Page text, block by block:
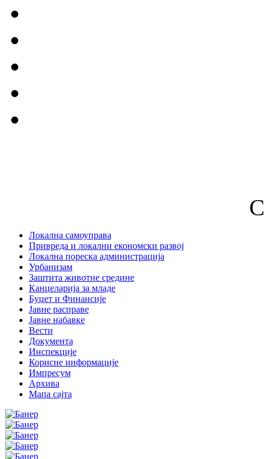
Локална самоуправа
Привреда и локални економски развој
Локална пореска администрација
Урбанизам
Заштита животне средине
Канцеларија за младе
Буџет и Финансије
Јавне расправе
Јавне набавке
Вести
Документа
Инспекције
Корисне информације
Импресум
Архива
Мапа сајта